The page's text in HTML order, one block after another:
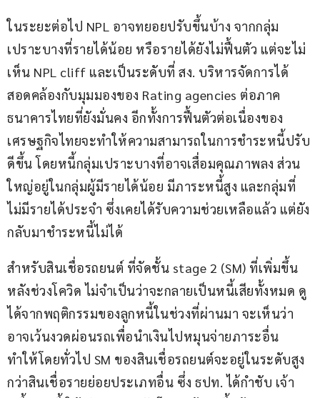
ในระยะต่อไป NPL อาจทยอยปรับขึ้นบ้าง จากกลุ่ม
เปราะบางที่รายได้น้อย หรือรายได้ยังไม่ฟื้นตัว แต่จะไม่
เห็น NPL cliff และเป็นระดับที่ สง. บริหารจัดการได้
สอดคล้องกับมุมมองของ Rating agencies ต่อภาค
ธนาคารไทยที่ยังมั่นคง อีกทั้งการฟื้นตัวต่อเนื่องของ
เศรษฐกิจไทยจะทำให้ความสามารถในการชำระหนี้ปรับ
ดีขึ้น โดยหนี้กลุ่มเปราะบางที่อาจเสื่อมคุณภาพลง ส่วน
ใหญ่อยู่ในกลุ่มผู้มีรายได้น้อย มีภาระหนี้สูง และกลุ่มที่
ไม่มีรายได้ประจำ ซึ่งเคยได้รับความช่วยเหลือแล้ว แต่ยัง
กลับมาชำระหนี้ไม่ได้
สำหรับสินเชื่อรถยนต์ ที่จัดชั้น stage 2 (SM) ที่เพิ่มขึ้น
หลังช่วงโควิด ไม่จำเป็นว่าจะกลายเป็นหนี้เสียทั้งหมด ดู
ได้จากพฤติกรรมของลูกหนี้ในช่วงที่ผ่านมา จะเห็นว่า
อาจเว้นงวดผ่อนรถเพื่อนำเงินไปหมุนจ่ายภาระอื่น
ทำให้โดยทั่วไป SM ของสินเชื่อรถยนต์จะอยู่ในระดับสูง
กว่าสินเชื่อรายย่อยประเภทอื่น ซึ่ง ธปท. ได้กำชับ เจ้า